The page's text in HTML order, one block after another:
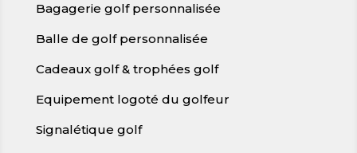
Bagagerie golf personnalisée
Balle de golf personnalisée
Cadeaux golf & trophées golf
Equipement logoté du golfeur
Signalétique golf